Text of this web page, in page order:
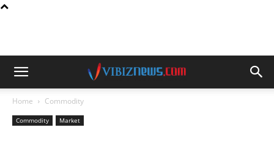
Home Commodity
Commodity Market